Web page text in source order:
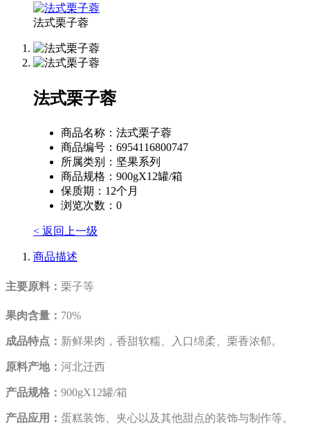
法式栗子蓉
法式栗子蓉
商品名称： 法式栗子蓉
商品编号： 6954116800747
所属类别： 坚果系列
商品规格： 900gX12罐/箱
保质期： 12个月
浏览次数： 0
< 返回上一级
商品描述
主要原料： 栗子等
果肉含量： 70%
成品特点： 新鲜果肉，香甜软糯、入口绵柔、栗香浓郁。
原料产地： 河北迁西
产品规格： 900gX12罐/箱
产品应用： 蛋糕装饰、夹心以及其他甜点的装饰与制作等。